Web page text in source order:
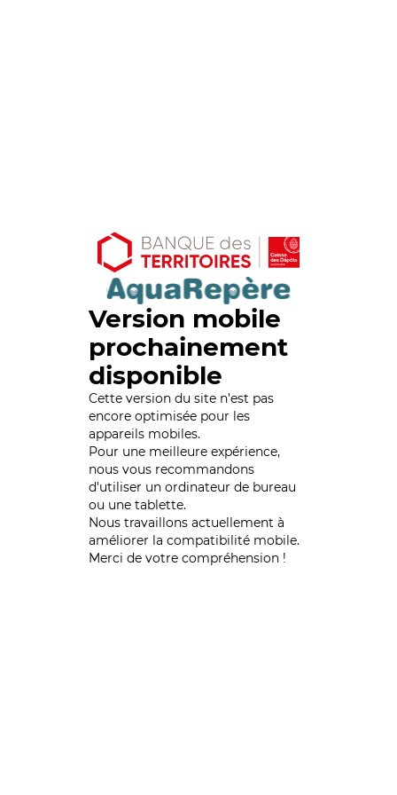
Version mobile
prochainement
disponible
Cette version du site n’est pas
encore optimisée pour les
appareils mobiles.
Pour une meilleure expérience,
nous vous recommandons
d'utiliser un ordinateur de bureau
ou une tablette.
Nous travaillons actuellement à
améliorer la compatibilité mobile.
Merci de votre compréhension !